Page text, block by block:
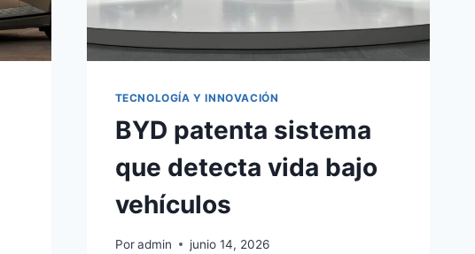
TECNOLOGÍA Y INNOVACIÓN
BYD patenta sistema
que detecta vida bajo
vehículos
Por admin junio 14, 2026